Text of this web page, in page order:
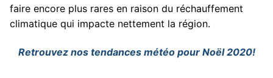
faire encore plus rares en raison du réchauffement
climatique qui impacte nettement la région.
Retrouvez nos tendances météo pour Noël 2020!